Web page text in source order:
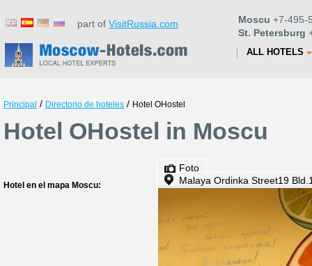
part of VisitRussia.com Moscu +7-495-
St. Petersburg
ALL HOTELS
Principal / Directorio de hoteles / Hotel OHostel
Hotel OHostel in Moscu
Hotel en el mapa Moscu:
Foto
Malaya Ordinka Street19